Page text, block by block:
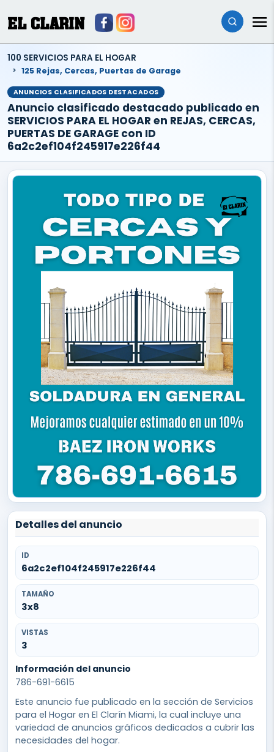
EL CLARIN
100 SERVICIOS PARA EL HOGAR
125 Rejas, Cercas, Puertas de Garage
ANUNCIOS CLASIFICADOS DESTACADOS
Anuncio clasificado destacado publicado en
SERVICIOS PARA EL HOGAR en REJAS, CERCAS,
PUERTAS DE GARAGE con ID
6a2c2ef104f245917e226f44
Detalles del anuncio
ID
6a2c2ef104f245917e226f44
TAMAÑO
3x8
VISTAS
3
Información del anuncio
786-691-6615
Este anuncio fue publicado en la sección de Servicios
para el Hogar en El Clarín Miami, la cual incluye una
variedad de anuncios gráficos dedicados a cubrir las
necesidades del hogar.